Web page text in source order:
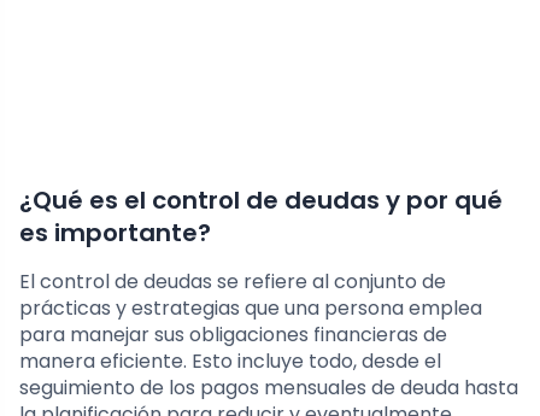
¿Qué es el control de deudas y por qué
es importante?
El control de deudas se refiere al conjunto de
prácticas y estrategias que una persona emplea
para manejar sus obligaciones financieras de
manera eficiente. Esto incluye todo, desde el
seguimiento de los pagos mensuales de deuda hasta